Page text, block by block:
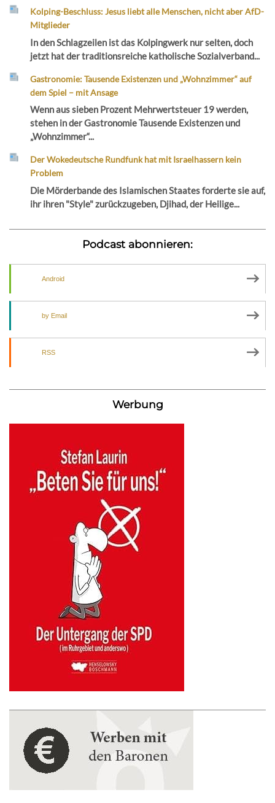
Kolping-Beschluss: Jesus liebt alle Menschen, nicht aber AfD-
Mitglieder
In den Schlagzeilen ist das Kolpingwerk nur selten, doch
jetzt hat der traditionsreiche katholische Sozialverband...
Gastronomie: Tausende Existenzen und „Wohnzimmer“ auf
dem Spiel – mit Ansage
Wenn aus sieben Prozent Mehrwertsteuer 19 werden,
stehen in der Gastronomie Tausende Existenzen und
„Wohnzimmer“...
Der Wokedeutsche Rundfunk hat mit Israelhassern kein
Problem
Die Mörderbande des Islamischen Staates forderte sie auf,
ihr ihren "Style" zurückzugeben, Djihad, der Heilige...
Podcast abonnieren:
Android
by Email
RSS
Werbung